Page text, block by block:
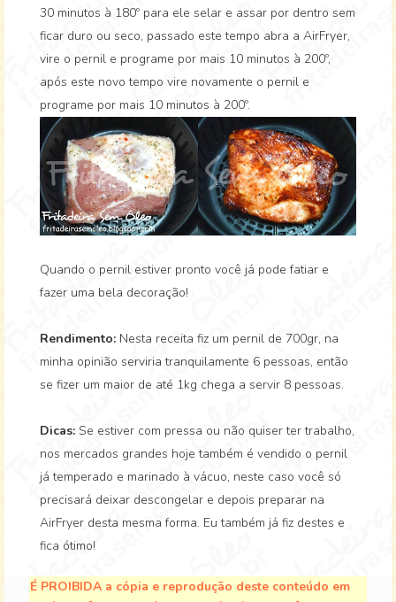
30 minutos à 180º para ele selar e assar por dentro sem
ficar duro ou seco, passado este tempo abra a AirFryer,
vire o pernil e programe por mais 10 minutos à 200º,
após este novo tempo vire novamente o pernil e
programe por mais 10 minutos à 200º.
Quando o pernil estiver pronto você já pode fatiar e
fazer uma bela decoração!
Rendimento: Nesta receita fiz um pernil de 700gr, na
minha opinião serviria tranquilamente 6 pessoas, então
se fizer um maior de até 1kg chega a servir 8 pessoas.
Dicas: Se estiver com pressa ou não quiser ter trabalho,
nos mercados grandes hoje também é vendido o pernil
já temperado e marinado à vácuo, neste caso você só
precisará deixar descongelar e depois preparar na
AirFryer desta mesma forma. Eu também já fiz destes e
fica ótimo!
É PROIBIDA a cópia e reprodução deste conteúdo em